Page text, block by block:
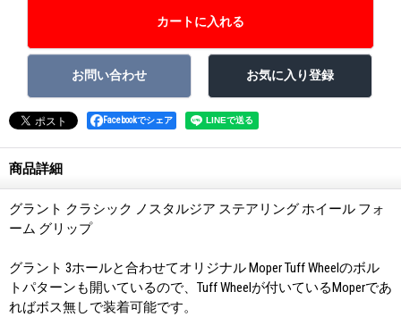
Facebookでシェア
商品詳細
グラント クラシック ノスタルジア ステアリング ホイール フォ
ーム グリップ
グラント 3ホールと合わせてオリジナル Moper Tuff Wheelのボル
トパターンも開いているので、Tuff Wheelが付いているMoperであ
ればボス無しで装着可能です。